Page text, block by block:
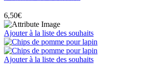
6,50€
Ajouter à la liste des souhaits
Ajouter à la liste des souhaits